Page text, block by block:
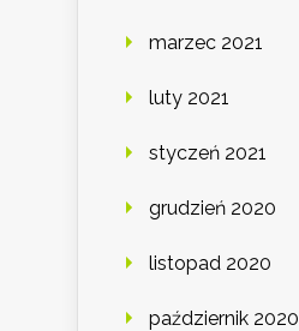
marzec 2021
luty 2021
styczeń 2021
grudzień 2020
listopad 2020
październik 2020